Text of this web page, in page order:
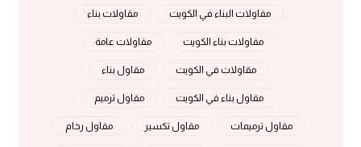
مقاولات البناء في الكويت مقاولات بناء
مقاولات بناء الكويت مقاولات عامة
مقاولات في الكويت مقاول بناء
مقاول بناء في الكويت مقاول ترميم
مقاول ترميمات مقاول تكسير مقاول رخام